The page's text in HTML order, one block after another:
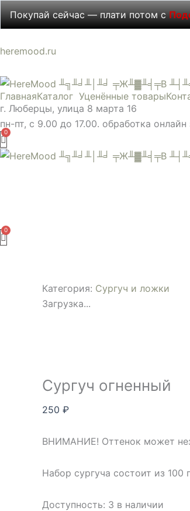
Покупай сейчас — плати потом с
Перейти
к
heremood.ru
ГлавнаяКаталог Уценённые товары
г. Люберцы, улица 8 марта 16
пн-пт, с 9.00 до 17.00. обработка
Категория: Сургуч и ложки
Загрузка...
Сургуч огненный
250 ₽
ВНИМАНИЕ! Оттенок может
Набор сургуча состоит из 100
Доступность: 3 в наличии
Количество
Сургуч
огненный